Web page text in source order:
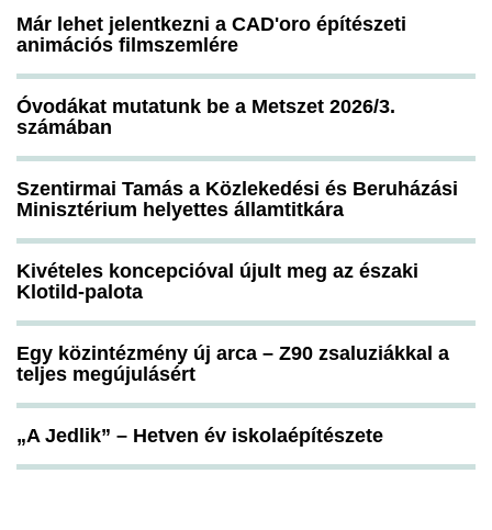
Már lehet jelentkezni a CAD'oro építészeti
animációs filmszemlére
Óvodákat mutatunk be a Metszet 2026/3.
számában
Szentirmai Tamás a Közlekedési és Beruházási
Minisztérium helyettes államtitkára
Kivételes koncepcióval újult meg az északi
Klotild-palota
Egy közintézmény új arca – Z90 zsaluziákkal a
teljes megújulásért
„A Jedlik” – Hetven év iskolaépítészete